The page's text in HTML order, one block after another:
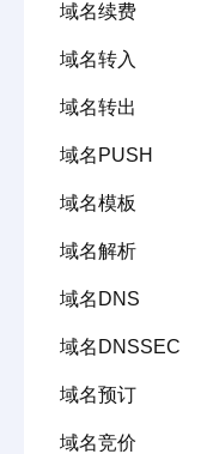
域名续费
域名转入
域名转出
域名PUSH
域名模板
域名解析
域名DNS
域名DNSSEC
域名预订
域名竞价